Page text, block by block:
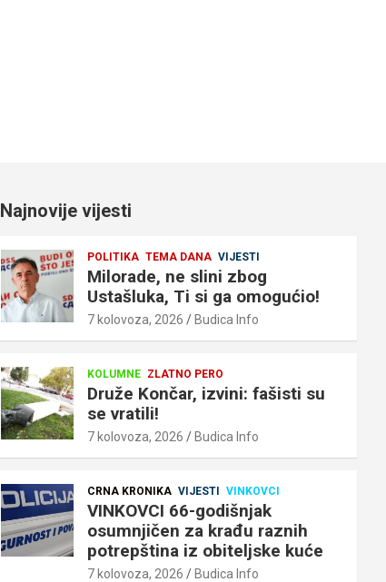
Najnovije vijesti
POLITIKA TEMA DANA VIJESTI
Milorade, ne slini zbog
Ustašluka, Ti si ga omogućio!
7 kolovoza, 2026 Budica Info
KOLUMNE ZLATNO PERO
Druže Končar, izvini: fašisti su
se vratili!
7 kolovoza, 2026 Budica Info
CRNA KRONIKA VIJESTI VINKOVCI
VINKOVCI 66-godišnjak
osumnjičen za krađu raznih
potrepština iz obiteljske kuće
7 kolovoza, 2026 Budica Info